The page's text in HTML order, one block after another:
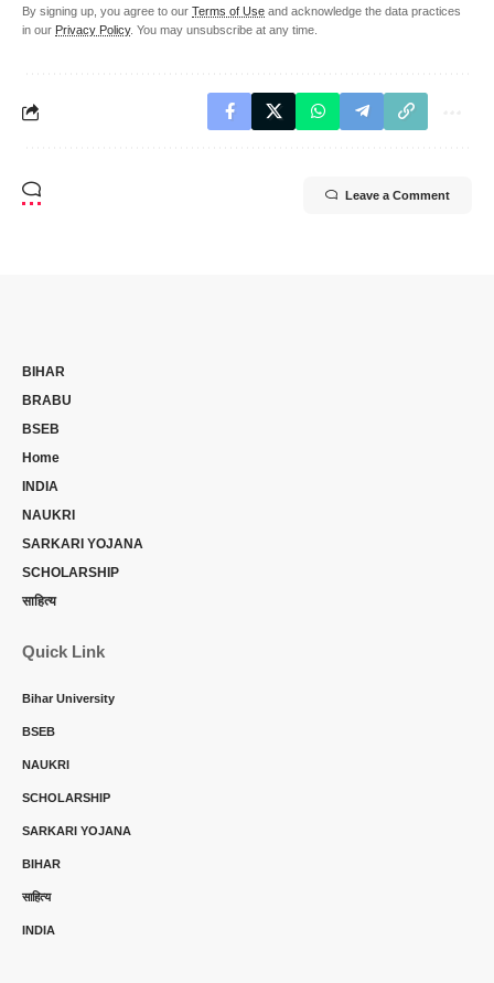
By signing up, you agree to our Terms of Use and acknowledge the data practices
in our Privacy Policy. You may unsubscribe at any time.
Leave a Comment
BIHAR
BRABU
BSEB
Home
INDIA
NAUKRI
SARKARI YOJANA
SCHOLARSHIP
साहित्य
Quick Link
Bihar University
BSEB
NAUKRI
SCHOLARSHIP
SARKARI YOJANA
BIHAR
साहित्य
INDIA